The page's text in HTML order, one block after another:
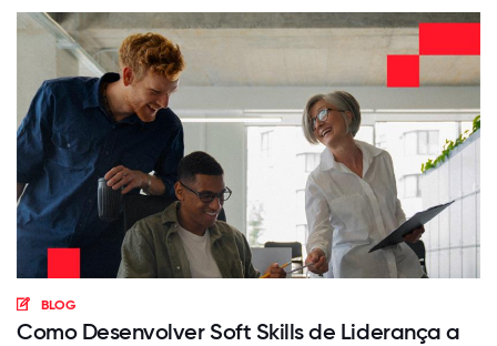
BLOG
Como Desenvolver Soft Skills de Liderança a